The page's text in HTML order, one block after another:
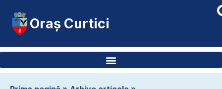
Oraș Curtici